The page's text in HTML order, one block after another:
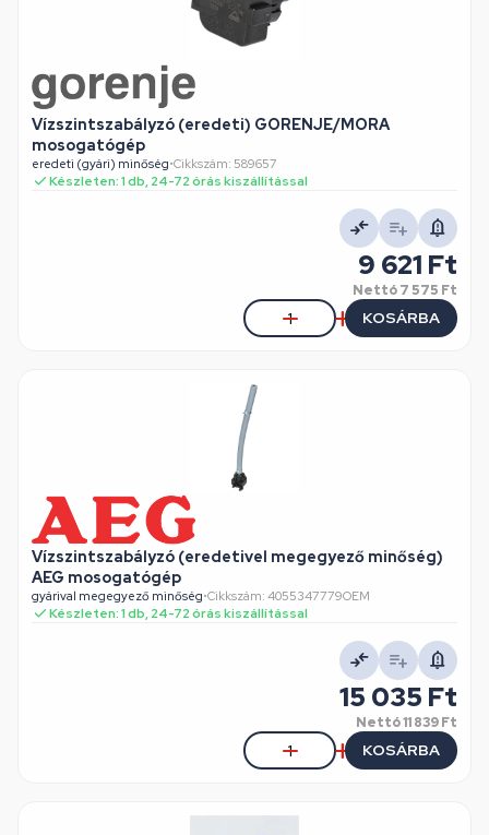
Vízszintszabályzó (eredeti) GORENJE/MORA
mosogatógép
eredeti (gyári) minőség•Cikkszám: 589657
Készleten: 1 db, 24-72 órás kiszállítással
9 621 Ft
Nettó7 575 Ft
KOSÁRBA
Vízszintszabályzó (eredetivel megegyező minőség)
AEG mosogatógép
gyárival megegyező minőség•Cikkszám: 4055347779OEM
Készleten: 1 db, 24-72 órás kiszállítással
15 035 Ft
Nettó11 839 Ft
KOSÁRBA